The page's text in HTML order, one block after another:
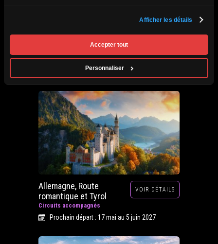
Afficher les détails
Accepter tout
Personnaliser
Allemagne, Route
romantique et Tyrol
Circuits accompagnés
VOIR DÉTAILS
Prochain départ : 17 mai au 5 juin 2027